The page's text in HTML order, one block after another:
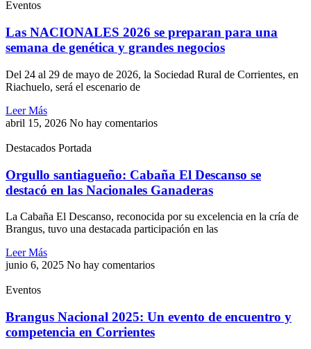
Eventos
Las NACIONALES 2026 se preparan para una
semana de genética y grandes negocios
Del 24 al 29 de mayo de 2026, la Sociedad Rural de Corrientes, en
Riachuelo, será el escenario de
Leer Más
abril 15, 2026 No hay comentarios
Destacados Portada
Orgullo santiagueño: Cabaña El Descanso se
destacó en las Nacionales Ganaderas
La Cabaña El Descanso, reconocida por su excelencia en la cría de
Brangus, tuvo una destacada participación en las
Leer Más
junio 6, 2025 No hay comentarios
Eventos
Brangus Nacional 2025: Un evento de encuentro y
competencia en Corrientes